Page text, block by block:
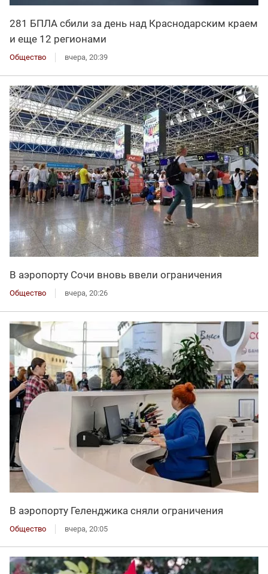
281 БПЛА сбили за день над Краснодарским краем
и еще 12 регионами
Общество вчера, 20:39
В аэропорту Сочи вновь ввели ограничения
Общество вчера, 20:26
В аэропорту Геленджика сняли ограничения
Общество вчера, 20:05